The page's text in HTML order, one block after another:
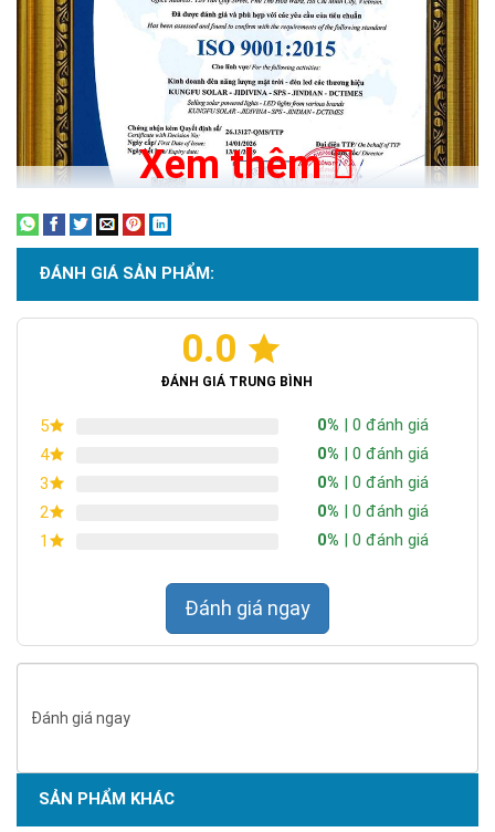
Đèn năng lượng mặt trời 150W có rất nhiều ưu điểm hơn so với
đèn truyền thống, có thể kể đến như:
Tiết kiệm điện:
Vì đèn sử dụng nguồn năng lượng tái tạo từ
kiệm được tiền điện hàng tháng.
Chứng nhận ISO 9001:2015
Xem thêm
ĐÁNH GIÁ SẢN PHẨM:
0.0
ĐÁNH GIÁ TRUNG BÌNH
5 0% | 0 đánh giá
4
0% | 0 đánh giá
3
0% | 0 đánh giá
2
0% | 0 đánh giá
1
0% | 0 đánh giá
Đánh giá ngay
Đánh giá ngay
SẢN PHẨM KHÁC